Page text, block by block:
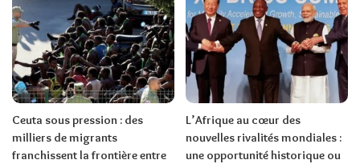
Ceuta sous pression : des
milliers de migrants
franchissent la frontière entre
L’Afrique au cœur des
nouvelles rivalités mondiales :
une opportunité historique ou